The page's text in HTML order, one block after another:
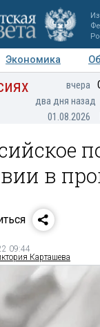
Экономика
вчера
два дня назад
01.08.2026
в
09:44
Карташева